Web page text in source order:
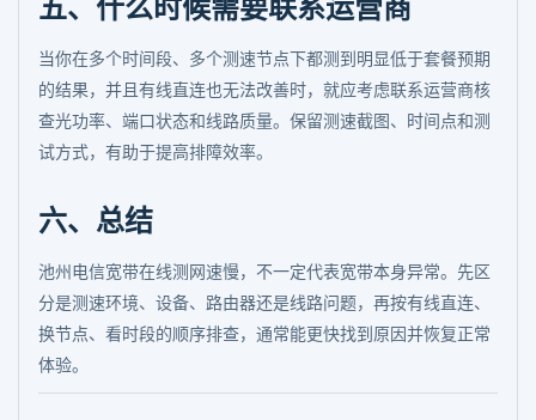
五、什么时候需要联系运营商
当你在多个时间段、多个测速节点下都测到明显低于套餐预期
的结果，并且有线直连也无法改善时，就应考虑联系运营商核
查光功率、端口状态和线路质量。保留测速截图、时间点和测
试方式，有助于提高排障效率。
六、总结
池州电信宽带在线测网速慢，不一定代表宽带本身异常。先区
分是测速环境、设备、路由器还是线路问题，再按有线直连、
换节点、看时段的顺序排查，通常能更快找到原因并恢复正常
体验。